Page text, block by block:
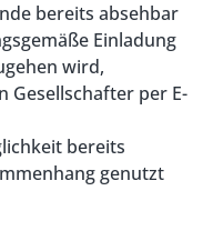
bereits absehbar
Einladung
wird,
Gesellschafter per E-
bereits
genutzt